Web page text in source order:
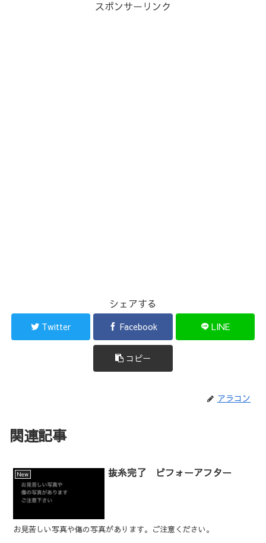
スポンサーリンク
シェアする
Twitter Facebook LINE
コピー
アラコン
関連記事
New 抜糸完了 ビフォーアフター
お見苦しい写真や傷の写真があります。ご注意ください。